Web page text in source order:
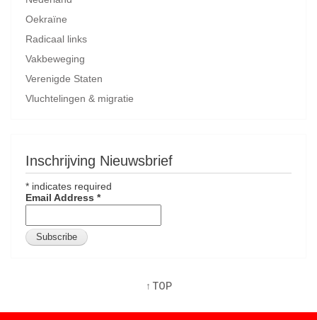
Oekraïne
Radicaal links
Vakbeweging
Verenigde Staten
Vluchtelingen & migratie
Inschrijving Nieuwsbrief
* indicates required
Email Address *
↑ TOP